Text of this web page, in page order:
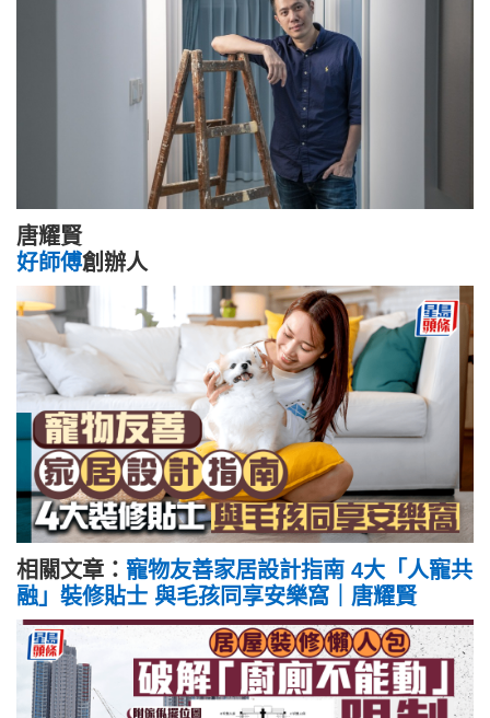
唐耀賢
好師傅創辦人
相關文章： 寵物友善家居設計指南 4大「人寵共
融」裝修貼士 與毛孩同享安樂窩｜唐耀賢